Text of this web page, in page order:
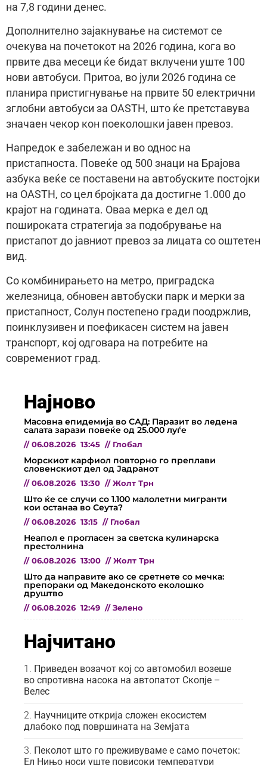
на 7,8 години денес.
Дополнително зајакнување на системот се
очекува на почетокот на 2026 година, кога во
првите два месеци ќе бидат вклучени уште 100
нови автобуси. Притоа, во јули 2026 година се
планира пристигнување на првите 50 електрични
зглобни автобуси за OASTH, што ќе претставува
значаен чекор кон поеколошки јавен превоз.
Напредок е забележан и во однос на
пристапноста. Повеќе од 500 знаци на Брајова
азбука веќе се поставени на автобуските постојки
на OASTH, со цел бројката да достигне 1.000 до
крајот на годината. Оваа мерка е дел од
пошироката стратегија за подобрување на
пристапот до јавниот превоз за лицата со оштетен
вид.
Со комбинирањето на метро, приградска
железница, обновен автобуски парк и мерки за
пристапност, Солун постепено гради поодржлив,
поинклузивен и поефикасен систем на јавен
транспорт, кој одговара на потребите на
современиот град.
Најново
Масовна епидемија во САД: Паразит во ледена
салата зарази повеќе од 25.000 луѓе
// 06.08.2026 13:45 // Глобал
Морскиот карфиол повторно го преплави
словенскиот дел од Јадранот
// 06.08.2026 13:30 // Жолт Трн
Што ќе се случи со 1.100 малолетни мигранти
кои останаа во Сеута?
// 06.08.2026 13:15 // Глобал
Неапол е прогласен за светска кулинарска
престолнина
// 06.08.2026 13:00 // Жолт Трн
Што да направите ако се сретнете со мечка:
препораки од Македонското еколошко
друштво
// 06.08.2026 12:49 // Зелено
Најчитано
Приведен возачот кој со автомобил возеше
во спротивна насока на автопатот Скопје –
Велес
Научниците открија сложен екосистем
длабоко под површината на Земјата
Пеколот што го преживуваме е само почеток:
Ел Нињо носи уште повисоки температури